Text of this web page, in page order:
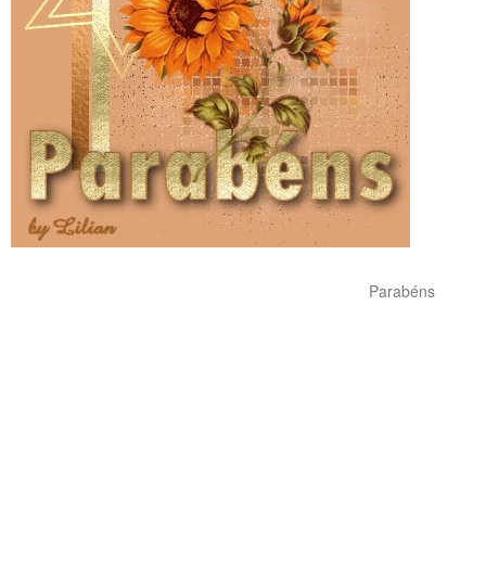
Parabéns